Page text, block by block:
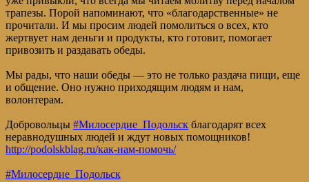
трапезы. Порой напоминают, что «благодарственные» не
прочитали. И мы просим людей помолиться о всех, кто
жертвует нам деньги и продукты, кто готовит, помогает
привозить и раздавать обеды.
Мы рады, что наши обеды — это не только раздача пищи, еще
и общение. Оно нужно приходящим людям и нам,
волонтерам.
Добровольцы #Милосердие_Подольск благодарят всех
неравнодушных людей и ждут новых помощников!
http://podolskblag.ru/как-нам-помочь/
#Милосердие_Подольск